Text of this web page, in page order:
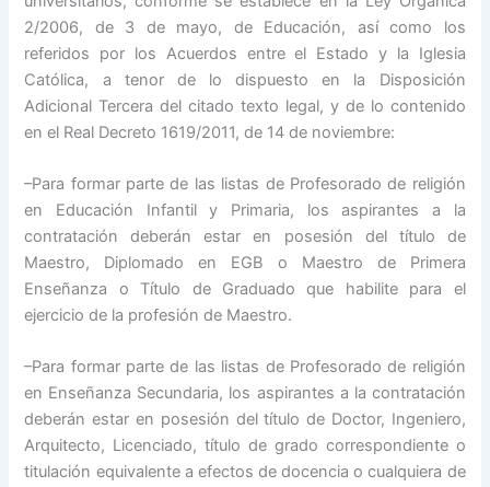
2/2006, de 3 de mayo, de Educación, así como los
referidos por los Acuerdos entre el Estado y la Iglesia
Católica, a tenor de lo dispuesto en la Disposición
Adicional Tercera del citado texto legal, y de lo contenido
en el Real Decreto 1619/2011, de 14 de noviembre:
–Para formar parte de las listas de Profesorado de religión
en Educación Infantil y Primaria, los aspirantes a la
contratación deberán estar en posesión del título de
Maestro, Diplomado en EGB o Maestro de Primera
Enseñanza o Título de Graduado que habilite para el
ejercicio de la profesión de Maestro.
–Para formar parte de las listas de Profesorado de religión
en Enseñanza Secundaria, los aspirantes a la contratación
deberán estar en posesión del título de Doctor, Ingeniero,
Arquitecto, Licenciado, título de grado correspondiente o
titulación equivalente a efectos de docencia o cualquiera de